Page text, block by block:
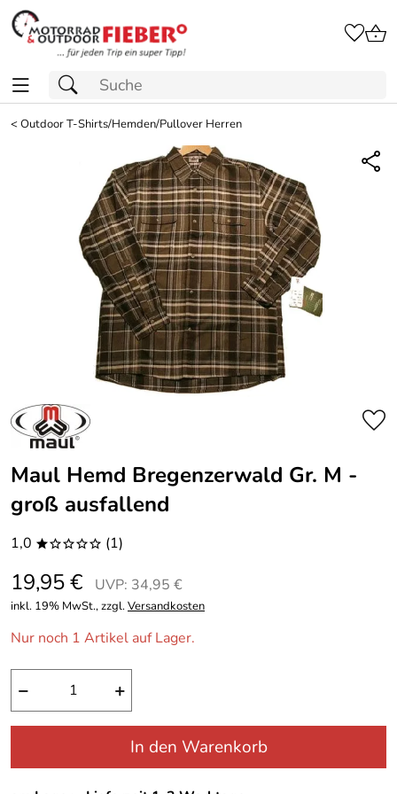
<Outdoor T-Shirts/Hemden/Pullover Herren
Maul Hemd Bregenzerwald Gr. M -
groß ausfallend
1,0 *oooo (1)
19,95 € UVP: 34,95 €
inkl. 19% MwSt., zzgl.Versandkosten
Nur noch 1 Artikel auf Lager.
− +
In den Warenkorb